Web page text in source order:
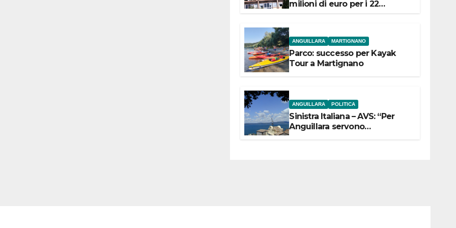
milioni di euro per i 22
ANGUILLARA MARTIGNANO
Parco: successo per Kayak
Tour a Martignano
ANGUILLARA POLITICA
Sinistra Italiana – AVS: “Per
Anguillara servono